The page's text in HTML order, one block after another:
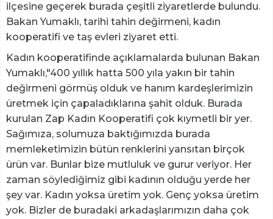
ilçesine geçerek burada çeşitli ziyaretlerde bulundu.
Bakan Yumaklı, tarihi tahin değirmeni, kadın
kooperatifi ve taş evleri ziyaret etti.
Kadın kooperatifinde açıklamalarda bulunan Bakan
Yumaklı,"400 yıllık hatta 500 yıla yakın bir tahin
değirmeni görmüş olduk ve hanım kardeşlerimizin
üretmek için çapaladıklarına şahit olduk. Burada
kurulan Zap Kadın Kooperatifi çok kıymetli bir yer.
Sağımıza, solumuza baktığımızda burada
memleketimizin bütün renklerini yansıtan birçok
ürün var. Bunlar bize mutluluk ve gurur veriyor. Her
zaman söylediğimiz gibi kadının olduğu yerde her
şey var. Kadın yoksa üretim yok. Genç yoksa üretim
yok. Bizler de buradaki arkadaşlarımızın daha çok